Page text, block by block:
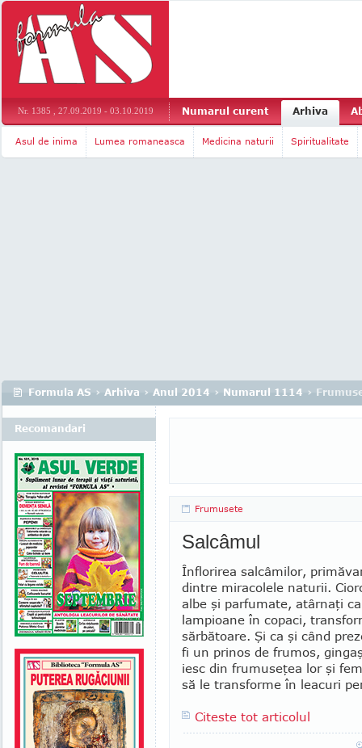
Nr. 1385 , 27.09.2019 - 03.10.2019 Numarul curent Arhiva
Asul de inima Lumea romaneasca Medicina naturii Spiritualitate
Formula AS › Arhiva › Anul 2014 › Numarul 1114 ›
Frumusete
Salcâmul
Înflorirea salcâmilor,
dintre mi­­racolele naturii.
albe şi parfumate, atârnaţi
lampioane în copaci,
sărbătoare. Şi ca şi când
fi un prinos de frumos,
iesc din frumuseţea lor şi
să le transforme în lea­curi
Citeste tot articolul
Recomandari